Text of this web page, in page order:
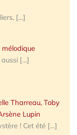
[…]
mélodique
[…]
Tharreau, Toby
Lupin
! Cet été […]